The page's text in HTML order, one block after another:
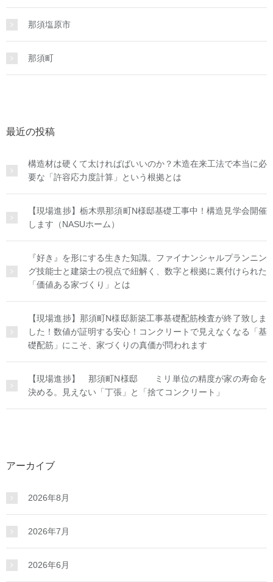
那須塩原市
那須町
最近の投稿
構造材は硬くて太ければばいいのか？木造在来工法で本当に必
要な「許容応力度計算」という根拠とは
【現場進捗】栃木県那須町N様邸基礎工事中！構造見学会開催
します（NASUホーム）
『好き』を形にする生きた知識。ファイナンシャルプランニン
グ技能士と建築士の視点で紐解く、数字と根拠に裏付けられた
「価値ある家づくり」とは
【現場進捗】那須町N様邸新築工事基礎配筋検査が終了致しま
した！数値が証明する安心！コンクリートで見えなくなる「基
礎配筋」にこそ、家づくりの真価が問われます
【現場進捗】 那須町N様邸 ミリ単位の精度が家の寿命を
決める。見えない「丁張」と「捨てコンクリート」
アーカイブ
2026年8月
2026年7月
2026年6月